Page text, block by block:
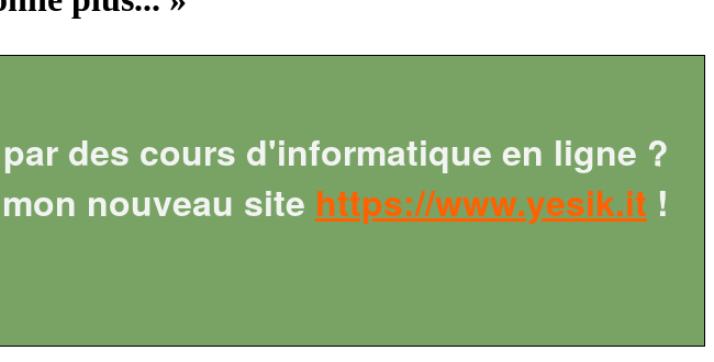
des cours d'informatique en ligne ?
nouveau site https://www.yesik.it !